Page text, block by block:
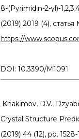
8-(Pyrimidin-2-yl)-
(2019) 2019 (4),
https://
DOI: 10.3390/M1091
Khakimov, D.V.,
Crystal Structure
(2019) 44 (12), pp. 1528-